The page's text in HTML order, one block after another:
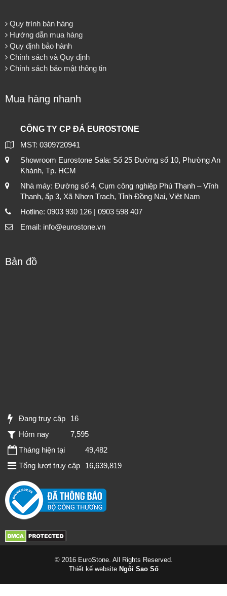
Quy trình bán hàng
Hướng dẫn mua hàng
Quy định bảo hành
Chính sách và Quy định
Chính sách bảo mật thông tin
Mua hàng nhanh
CÔNG TY CP ĐÁ EUROSTONE
MST: 0309720941
Showroom Eurostone Sala: Số 25 Đường số 10, Phường An
Khánh, Tp. HCM
Nhà máy: Đường số 4, Cụm công nghiệp Phú Thạnh – Vĩnh
Thanh, ấp 3, Xã Nhơn Trạch, Tỉnh Đồng Nai, Việt Nam
Hotline: 0903 930 126 | 0903 598 407
Email: info@eurostone.vn
Bản đồ
Đang truy cập
16
Hôm nay
7,595
Tháng hiện tại
49,482
Tổng lượt truy cập
16,639,819
© 2016 EuroStone. All Rights Reserved.
Thiết kế website Ngôi Sao Số